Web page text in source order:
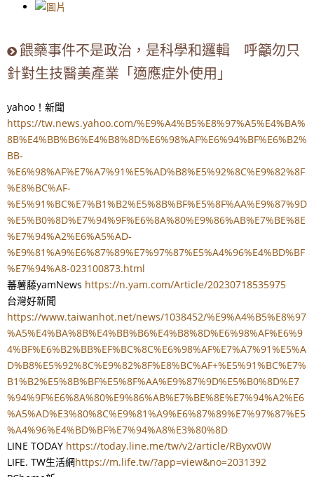
餵藥事件不是政治，是科學和邏輯 呼籲勿只
針對生技醫美產業「適應症外使用」
yahoo！新聞
https://tw.news.yahoo.com/%E9%A4%B5%E8%97%A5%E4%BA%
8B%E4%BB%B6%E4%B8%8D%E6%98%AF%E6%94%BF%E6%B2%
BB-
%E6%98%AF%E7%A7%91%E5%AD%B8%E5%92%8C%E9%82%8F
%E8%BC%AF-
%E5%91%BC%E7%B1%B2%E5%8B%BF%E5%8F%AA%E9%87%9D
%E5%B0%8D%E7%94%9F%E6%8A%80%E9%86%AB%E7%BE%8E
%E7%94%A2%E6%A5%AD-
%E9%81%A9%E6%87%89%E7%97%87%E5%A4%96%E4%BD%BF
%E7%94%A8-023100873.html
蕃薯藤yamNews https://n.yam.com/Article/20230718535975
台灣好新聞
https://www.taiwanhot.net/news/1038452/%E9%A4%B5%E8%97
%A5%E4%BA%8B%E4%BB%B6%E4%B8%8D%E6%98%AF%E6%9
4%BF%E6%B2%BB%EF%BC%8C%E6%98%AF%E7%A7%91%E5%A
D%B8%E5%92%8C%E9%82%8F%E8%BC%AF+%E5%91%BC%E7%
B1%B2%E5%8B%BF%E5%8F%AA%E9%87%9D%E5%B0%8D%E7
%94%9F%E6%8A%80%E9%86%AB%E7%BE%8E%E7%94%A2%E6
%A5%AD%E3%80%8C%E9%81%A9%E6%87%89%E7%97%87%E5
%A4%96%E4%BD%BF%E7%94%A8%E3%80%8D
LINE TODAY https://today.line.me/tw/v2/article/RByxv0W
LIFE. TW生活網https://m.life.tw/?app=view&no=2031392